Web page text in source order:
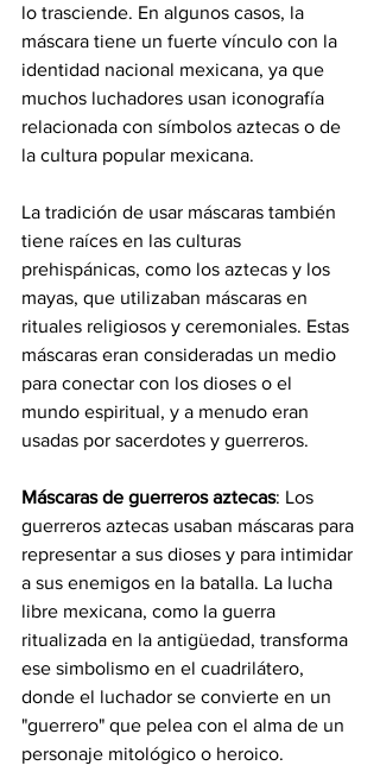
lo trasciende. En algunos casos, la
máscara tiene un fuerte vínculo con la
identidad nacional mexicana, ya que
muchos luchadores usan iconografía
relacionada con símbolos aztecas o de
la cultura popular mexicana.
La tradición de usar máscaras también
tiene raíces en las culturas
prehispánicas, como los aztecas y los
mayas, que utilizaban máscaras en
rituales religiosos y ceremoniales. Estas
máscaras eran consideradas un medio
para conectar con los dioses o el
mundo espiritual, y a menudo eran
usadas por sacerdotes y guerreros.
Máscaras de guerreros aztecas: Los
guerreros aztecas usaban máscaras para
representar a sus dioses y para intimidar
a sus enemigos en la batalla. La lucha
libre mexicana, como la guerra
ritualizada en la antigüedad, transforma
ese simbolismo en el cuadrilátero,
donde el luchador se convierte en un
"guerrero" que pelea con el alma de un
personaje mitológico o heroico.